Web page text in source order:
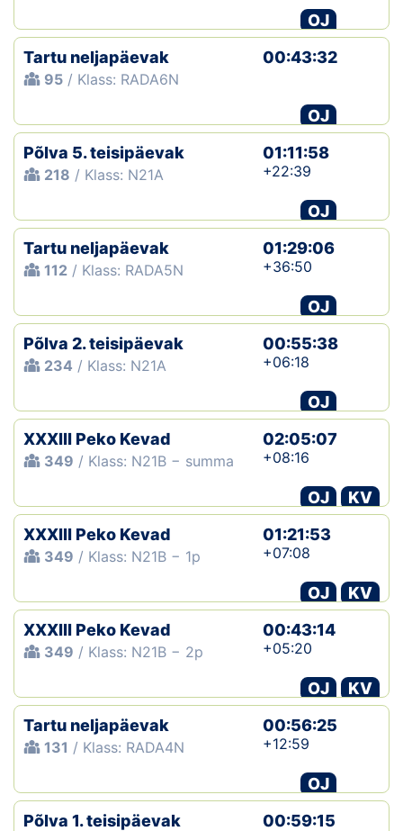
OTSI
OJ
Tartu neljapäevak
95 / Klass: RADA6N
00:43:32
OJ
Põlva 5. teisipäevak
218 / Klass: N21A
01:11:58
+22:39
OJ
Tartu neljapäevak
112 / Klass: RADA5N
01:29:06
+36:50
OJ
Põlva 2. teisipäevak
234 / Klass: N21A
00:55:38
+06:18
OJ
XXXIII Peko Kevad
349 / Klass: N21B − summa
02:05:07
+08:16
OJ
KV
XXXIII Peko Kevad
349 / Klass: N21B − 1p
01:21:53
+07:08
OJ
KV
XXXIII Peko Kevad
349 / Klass: N21B − 2p
00:43:14
+05:20
OJ
KV
Tartu neljapäevak
131 / Klass: RADA4N
00:56:25
+12:59
OJ
Põlva 1. teisipäevak
00:59:15